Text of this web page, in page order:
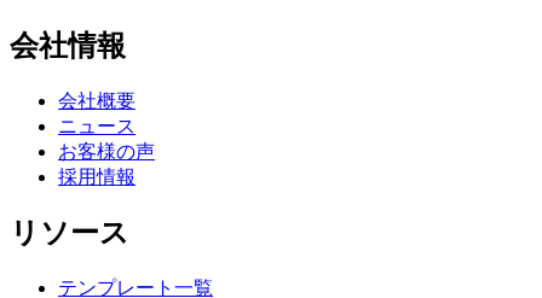
会社情報
会社概要
ニュース
お客様の声
採用情報
リソース
テンプレート一覧